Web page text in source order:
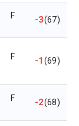
F -3(67)
F -1(69)
F -2(68)